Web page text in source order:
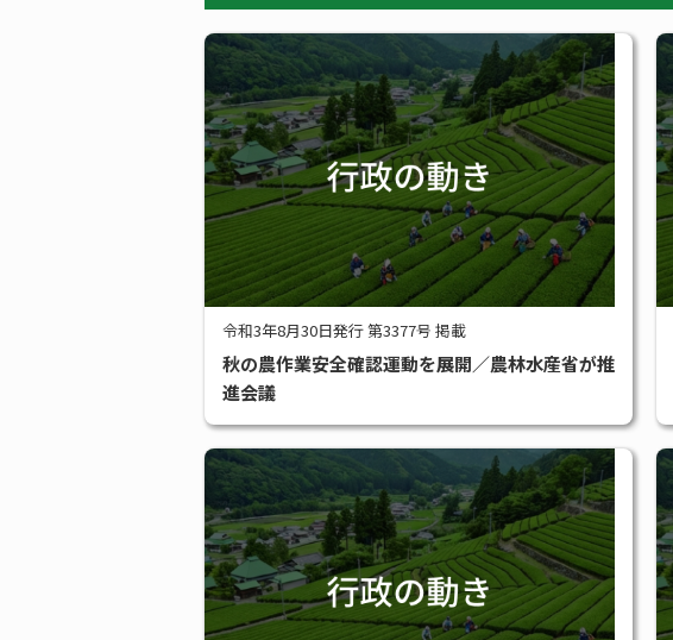
令和3年8月30日発行 第3377号 掲載
秋の農作業安全確認運動を展開／農林水産省が推
進会議